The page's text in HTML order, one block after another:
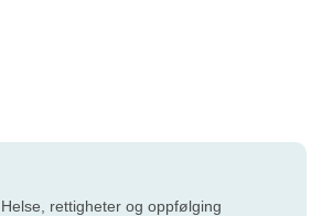
Helse, rettigheter og oppfølging